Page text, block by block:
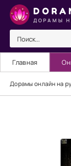
ДОРАМЫ
Главная
Дорамы онлайн на